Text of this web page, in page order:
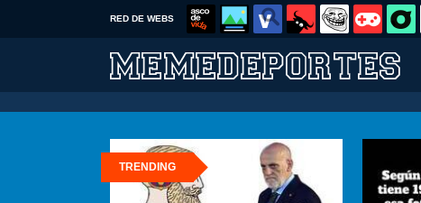
RED DE WEBS
TRENDING